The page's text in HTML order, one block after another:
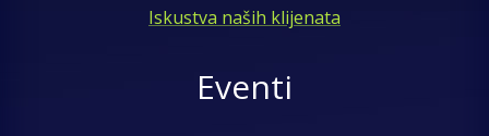
Iskustva naših klijenata
Eventi